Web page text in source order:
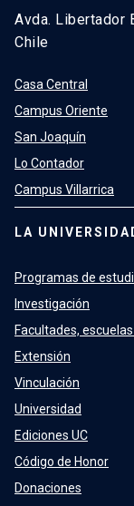
Avda. Libertador
Chile
Casa Central
Campus Oriente
San Joaquín
Lo Contador
Campus Villarrica
LA
Programas de
Investigación
Facultades,
Extensión
Vinculación
Universidad
Ediciones UC
Código de Honor
Donaciones